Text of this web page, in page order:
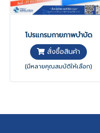
โปรแกรมกายภาพบำบัด
สั่งซื้อสินค้า
(มีหลายคุณสมบัติให้เลือก)